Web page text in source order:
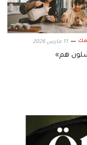
11 مارس 2026
هم»